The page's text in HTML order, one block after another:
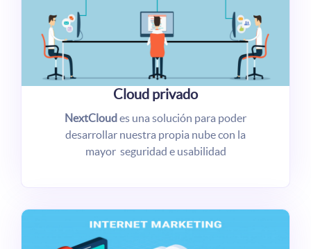
Cloud privado
NextCloud es una solución para poder
desarrollar nuestra propia nube con la
mayor seguridad e usabilidad